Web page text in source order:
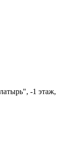
-1 этаж,